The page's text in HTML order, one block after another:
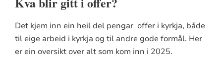
Det kjem inn ein heil del pengar offer i kyrkja, både
til eige arbeid i kyrkja og til andre gode formål. Her
er ein oversikt over alt som kom inn i 2025.